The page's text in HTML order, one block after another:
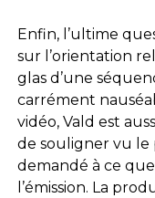
Enfin, l’ultime
sur l’orientation
glas d’une
carrément
vidéo, Vald est
de souligner vu le
demandé à ce
l’émission. La